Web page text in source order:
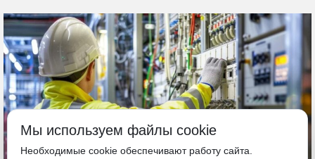
Мы используем файлы cookie
Необходимые cookie обеспечивают работу сайта.